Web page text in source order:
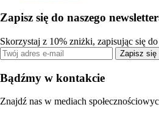
Zapisz się do naszego
Skorzystaj z 10% zniżki, zapisując się
Zapisz się
Bądźmy w kontakcie
Znajdź nas w mediach